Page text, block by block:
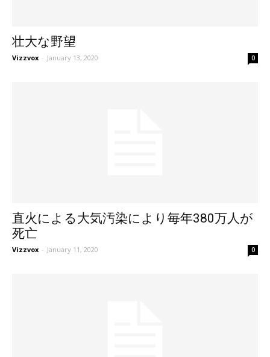
壮大な野望
Vizzvox - January 13, 2020 0
直火による大気汚染により毎年380万人が
死亡
Vizzvox - January 11, 2020 0